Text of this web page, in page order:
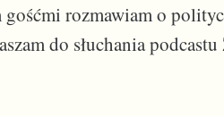
rozmawiam o
do słuchania podcastu